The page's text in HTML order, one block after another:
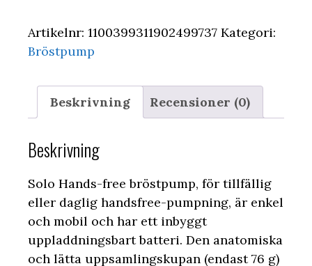
Artikelnr: 1100399311902499737 Kategori:
Bröstpump
Beskrivning Recensioner (0)
Beskrivning
Solo Hands-free bröstpump, för tillfällig
eller daglig handsfree-pumpning, är enkel
och mobil och har ett inbyggt
uppladdningsbart batteri. Den anatomiska
och lätta uppsamlingskupan (endast 76 g)